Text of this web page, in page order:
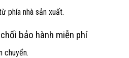
phía nhà sản xuất.
bảo hành miễn phí
chuyển.